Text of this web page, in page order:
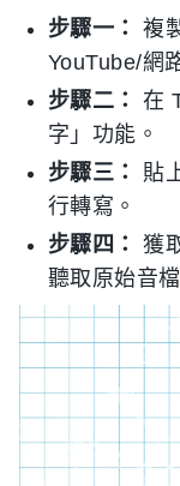
步驟一：
複
YouTube/網
步驟二：
在
字」功能。
步驟三：
貼
行轉寫。
步驟四：
獲
聽取原始音檔